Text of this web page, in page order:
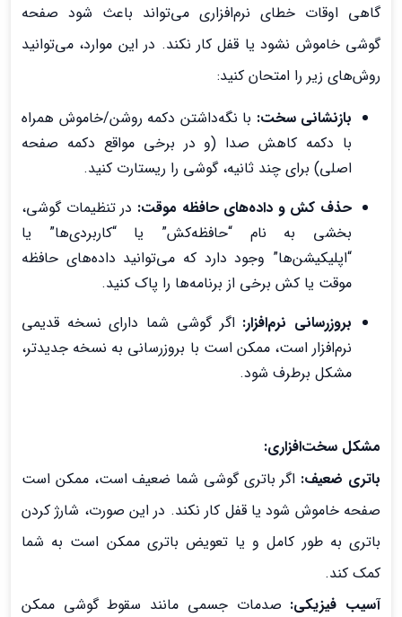
گاهی اوقات خطای نرم‌افزاری می‌تواند باعث شود صفحه
گوشی خاموش نشود یا قفل کار نکند. در این موارد، می‌توانید
روش‌های زیر را امتحان کنید:
بازنشانی سخت: با نگه‌داشتن دکمه روشن/خاموش همراه
با دکمه کاهش صدا (و در برخی مواقع دکمه صفحه
اصلی) برای چند ثانیه، گوشی را ریستارت کنید.
حذف کش و داده‌های حافظه موقت: در تنظیمات گوشی،
بخشی به نام “حافظه‌کش” یا “کاربردی‌ها” یا
“اپلیکیشن‌ها” وجود دارد که می‌توانید داده‌های حافظه
موقت یا کش برخی از برنامه‌ها را پاک کنید.
بروزرسانی نرم‌افزار: اگر گوشی شما دارای نسخه قدیمی
نرم‌افزار است، ممکن است با بروزرسانی به نسخه جدیدتر،
مشکل برطرف شود.
مشکل سخت‌افزاری:
باتری ضعیف: اگر باتری گوشی شما ضعیف است، ممکن است
صفحه خاموش شود یا قفل کار نکند. در این صورت، شارژ کردن
باتری به طور کامل و یا تعویض باتری ممکن است به شما
کمک کند.
آسیب فیزیکی: صدمات جسمی مانند سقوط گوشی ممکن